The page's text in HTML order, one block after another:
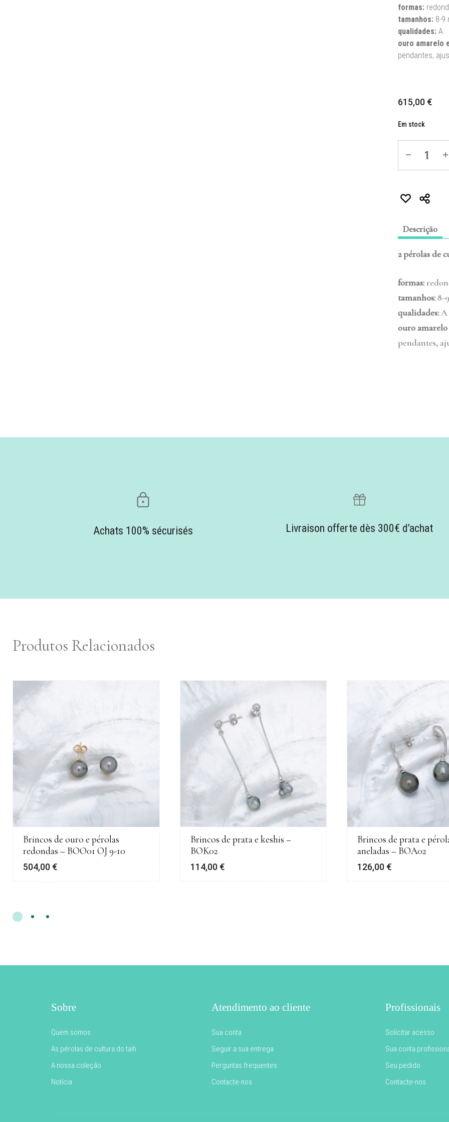
formas:
tamanhos: 8-9
qualidades: A
ouro amarelo
pendantes,
615,00 €
Em stock
Descrição
2 pérolas de
formas:
tamanhos:8-
qualidades:A
ouro
pendantes,
Achats 100% sécurisés Livraison offerte dès 300€ d’achat
Produtos Relacionados
Brincos de ouro e pérolas
redondas – BOO01 OJ 9-10
504,00 €
Brincos de prata e keshis –
BOK02
114,00 €
Brincos de prata e
aneladas – BOA02
126,00 €
Sobre
Quem somos
As pérolas de cultura do taiti
A nossa coleção
Notícia
Atendimento ao cliente
Sua conta
Seguir a sua entrega
Perguntas frequentes
Contacte-nos
Profissionais
Solicitar acesso
Sua conta
Seu pedido
Contacte-nos